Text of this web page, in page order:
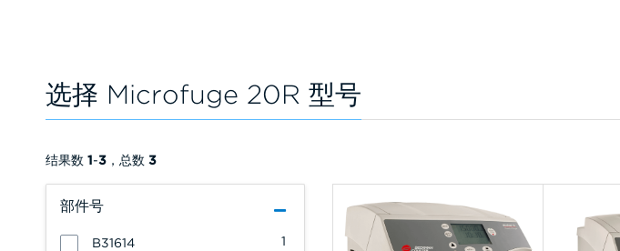
选择 Microfuge 20R 型号
部件号
B31614 1
结果数 1-3 ，总数 3